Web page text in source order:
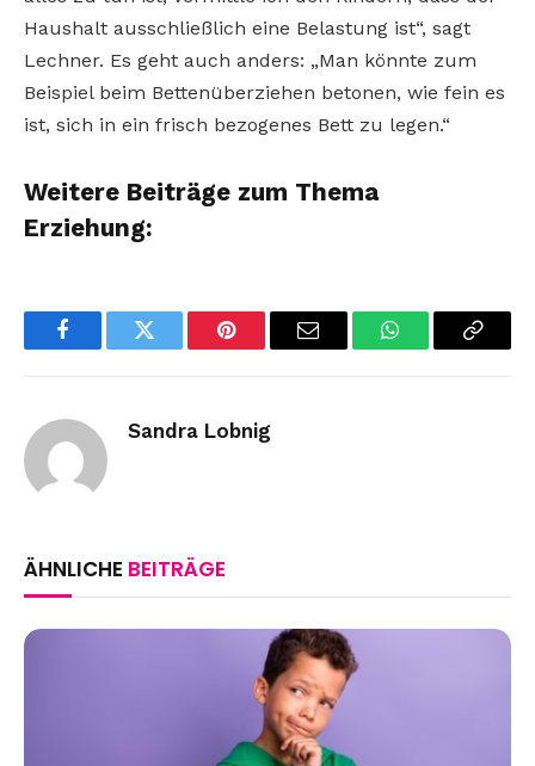
Haushalt ausschließlich eine Belastung ist“, sagt
Lechner. Es geht auch anders: „Man könnte zum
Beispiel beim Bettenüberziehen betonen, wie fein es
ist, sich in ein frisch bezogenes Bett zu legen.“
Weitere Beiträge zum Thema
Erziehung:
FacebookTwitter Pinterest Email WhatsAppCopy
Sandra Lobnig
ÄHNLICHE BEITRÄGE